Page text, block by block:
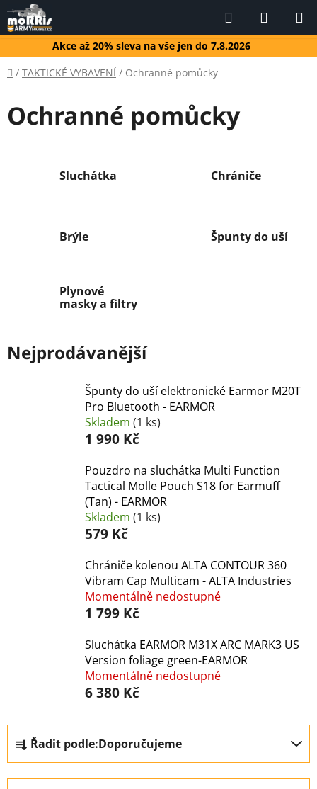
Přejít
na
obsah
Akce až 20% sleva na vše jen do 7.8.2026
Hledat
KOŠÍK
Domů
/ TAKTICKÉ VYBAVENÍ / Ochranné pomůcky
Ochranné pomůcky
Sluchátka Chrániče
Brýle Špunty do uší
Plynové
masky a filtry
Nejprodávanější
Špunty do uší elektronické Earmor M20T
Pro Bluetooth - EARMOR
Skladem (1 ks)
1 990 Kč
Pouzdro na sluchátka Multi Function
Tactical Molle Pouch S18 for Earmuff
(Tan) - EARMOR
Skladem (1 ks)
579 Kč
Chrániče kolenou ALTA CONTOUR 360
Vibram Cap Multicam - ALTA Industries
Momentálně nedostupné
1 799 Kč
Sluchátka EARMOR M31X ARC MARK3 US
Version foliage green-EARMOR
Momentálně nedostupné
6 380 Kč
Ř
a
z
Řadit podle:Doporučujeme